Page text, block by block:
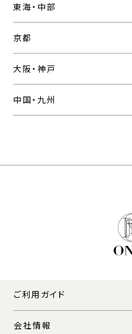
東海・中部
京都
大阪・神戸
中国・九州
ご利用ガイド
会社情報